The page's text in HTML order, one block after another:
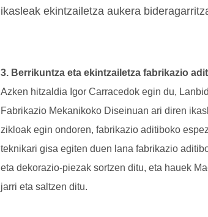
ikasleak ekintzailetza aukera
3. Berrikuntza eta ekintzailetza fabrikazio
Azken hitzaldia Igor Carracedok egin du,
Fabrikazio Mekanikoko Diseinuan ari diren
zikloak egin ondoren, fabrikazio aditiboko
teknikari gisa egiten duen lana fabrikazio
eta dekorazio-piezak sortzen ditu, eta hauek
jarri eta saltzen ditu.